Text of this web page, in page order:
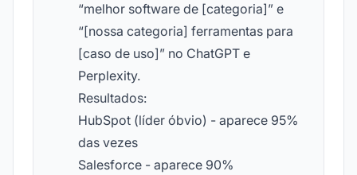
“melhor software de [categoria]” e
“[nossa categoria] ferramentas para
[caso de uso]” no ChatGPT e
Perplexity.
Resultados:
HubSpot (líder óbvio) - aparece 95%
das vezes
Salesforce - aparece 90%